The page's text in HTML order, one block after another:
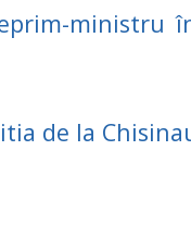
ministru
de la